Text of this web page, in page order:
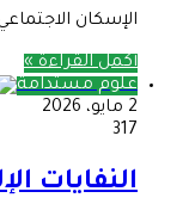
الإسكان
أكمل القراءة »
علوم مستدامة
2 مايو، 2026
317
النفايات